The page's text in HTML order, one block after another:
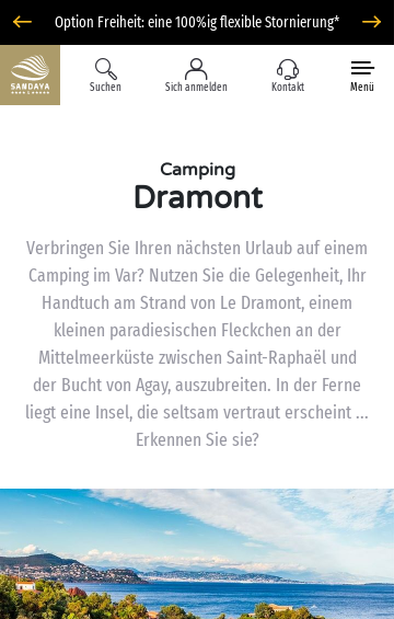
Option Freiheit: eine 100%ig flexible Stornierung*
Suchen Sich anmelden Kontakt Menü
Camping
Dramont
Verbringen Sie Ihren nächsten Urlaub auf einem
Camping im Var? Nutzen Sie die Gelegenheit, Ihr
Handtuch am Strand von Le Dramont, einem
kleinen paradiesischen Fleckchen an der
Mittelmeerküste zwischen Saint-Raphaël und
der Bucht von Agay, auszubreiten. In der Ferne
liegt eine Insel, die seltsam vertraut erscheint ...
Erkennen Sie sie?